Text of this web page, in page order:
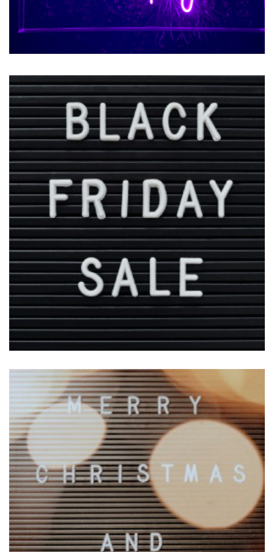
VISIT
Studio Dreams
NOBROW PRESS
VISIT